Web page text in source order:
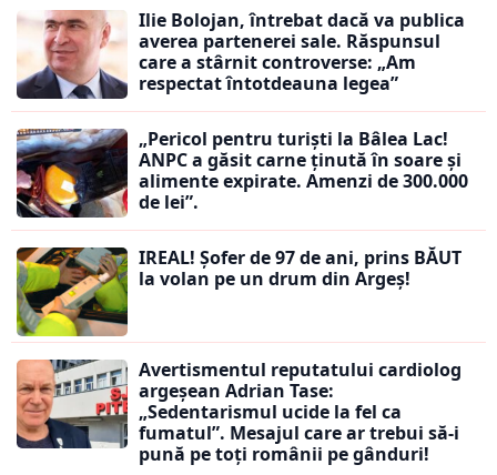
Ilie Bolojan, întrebat dacă va publica
averea partenerei sale. Răspunsul
care a stârnit controverse: „Am
respectat întotdeauna legea”
„Pericol pentru turiști la Bâlea Lac!
ANPC a găsit carne ținută în soare și
alimente expirate. Amenzi de 300.000
de lei”.
IREAL! Șofer de 97 de ani, prins BĂUT
la volan pe un drum din Argeș!
Avertismentul reputatului cardiolog
argeșean Adrian Tase:
„Sedentarismul ucide la fel ca
fumatul”. Mesajul care ar trebui să-i
pună pe toți românii pe gânduri!